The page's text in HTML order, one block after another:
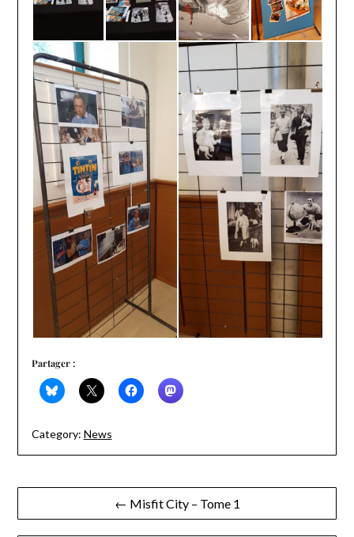
Partager :
Category: News
Navigation
de
← Misfit City – Tome 1